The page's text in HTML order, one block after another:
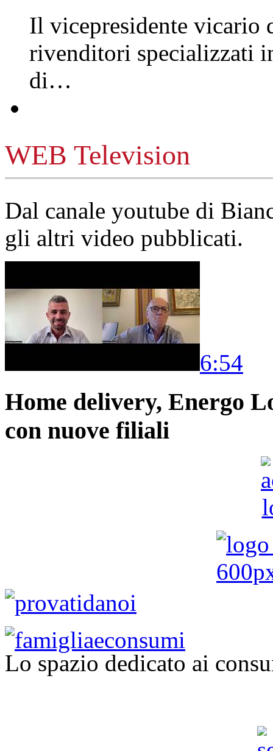
Il vicepresidente vicario
rivenditori specializzati
di…
WEB Television
Dal canale youtube di
gli altri video pubblicati.
6:54
Home delivery, Energo
con nuove filiali
Lo spazio dedicato ai